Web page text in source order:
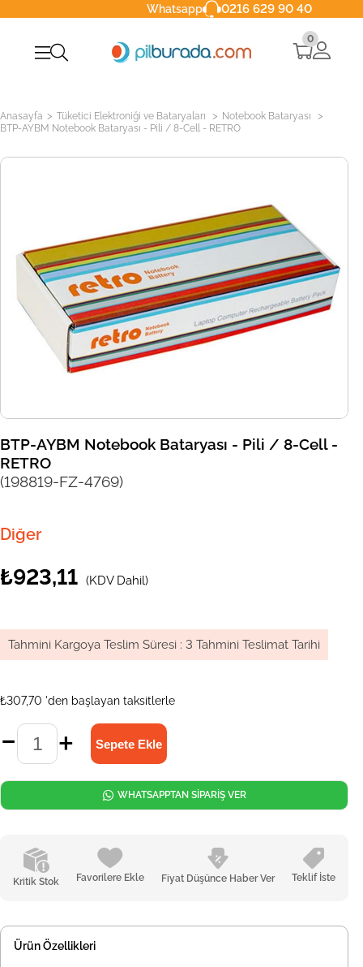
Whatsapp 0216 629 90 40
0
Anasayfa > Tüketici Elektroniği ve Bataryaları > Notebook Bataryası >
BTP-AYBM Notebook Bataryası - Pili / 8-Cell - RETRO
BTP-AYBM Notebook Bataryası - Pili / 8-Cell -
RETRO
(198819-FZ-4769)
Diğer
₺923,11 (KDV Dahil)
Tahmini Kargoya Teslim Süresi : 3 Tahmini Teslimat Tarihi
₺307,70 'den başlayan taksitlerle
Kritik Stok Favorilere Ekle Fiyat Düşünce Haber Ver Teklif İste
WHATSAPPTAN SİPARİŞ VER
Ürün Özellikleri